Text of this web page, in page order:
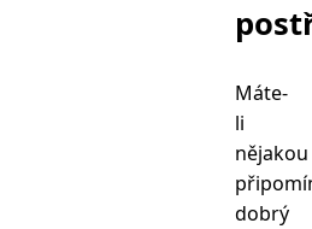
Máte-
li
nějakou
dobrý